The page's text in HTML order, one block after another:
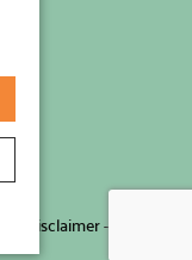
Disclaimer-